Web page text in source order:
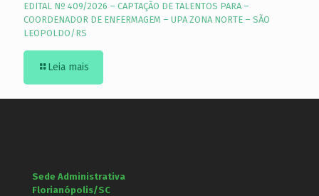
EDITAL Nº 409/2026 – CAPTAÇÃO DE TALENTOS PARA –
COORDENADOR DE ENFERMAGEM – UPA ZONA NORTE – SÃO
LEOPOLDO/RS
Leia mais
Sede Administrativa
Florianópolis/SC